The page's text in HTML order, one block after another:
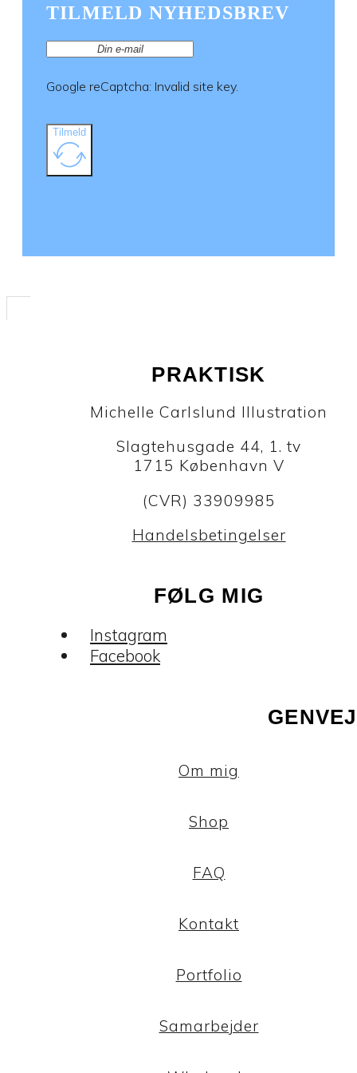
TILMELD NYHEDSBREV
Google reCaptcha: Invalid site key.
Tilmeld
PRAKTISK
Michelle Carlslund Illustration
Slagtehusgade 44, 1. tv
1715 København V
(CVR) 33909985
Handelsbetingelser
FØLG MIG
Instagram
Facebook
Om mig
Shop
FAQ
Kontakt
Portfolio
Samarbejder